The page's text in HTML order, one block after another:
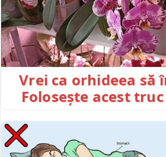
Vrei ca orhideea să
Folosește acest